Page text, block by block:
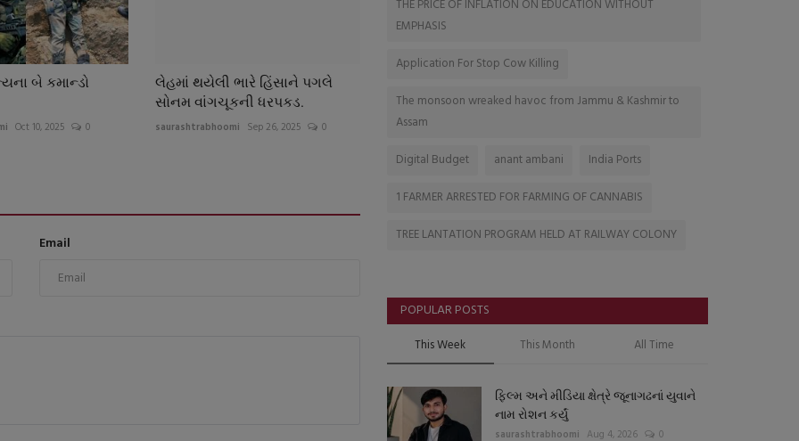
બે કમાન્ડો
Oct 10, 2025 0
લેહમાં થયેલી ભારે હિંસાને પગલે
સોનમ વાંગચૂકની ધરપકડ.
saurashtrabhoomi Sep 26, 2025 0
Email
THE PRICE OF INFLATION ON EDUCATION WITHOUT
EMPHASIS
Application For Stop Cow Killing
The monsoon wreaked havoc from Jammu & Kashmir to
Assam
Digital Budget
anant ambani
India Ports
1 FARMER ARRESTED FOR FARMING OF CANNABIS
TREE LANTATION PROGRAM HELD AT RAILWAY COLONY
POPULAR POSTS
This Week This Month All Time
ફિલ્મ અને મીડિયા ક્ષેત્રે જૂનાગઢનાં યુવાને
નામ રોશન કર્યું
saurashtrabhoomi Aug 4, 2026 0